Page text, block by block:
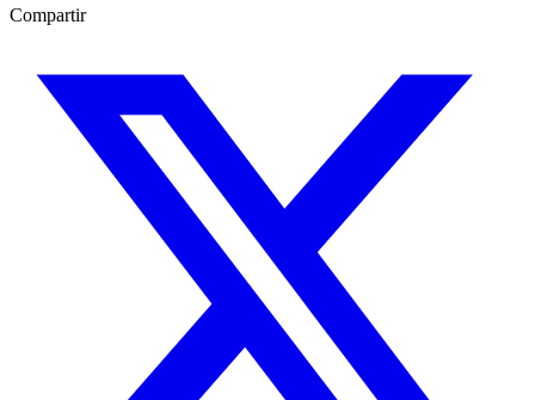
Compartir